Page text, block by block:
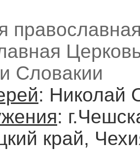
Словакии
: Николай
:
край,